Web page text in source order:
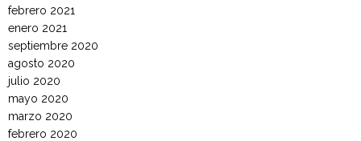
febrero 2021
enero 2021
septiembre 2020
agosto 2020
julio 2020
mayo 2020
marzo 2020
febrero 2020